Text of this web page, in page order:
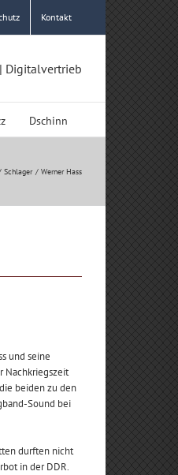
Kontakt
Digitalvertrieb
Dschinn
Schlager Werner Hass
und seine
Nachkriegszeit
beiden zu den
Sound bei
durften nicht
in der DDR.